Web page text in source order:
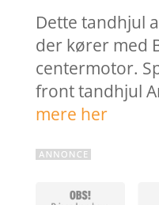
Dette tandhjul
der kører med
centermotor.
front tandhjul
mere her